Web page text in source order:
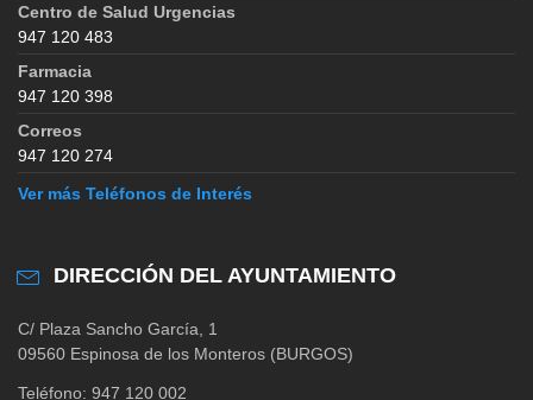
Centro de Salud Urgencias
947 120 483
Farmacia
947 120 398
Correos
947 120 274
Ver más Teléfonos de Interés
DIRECCIÓN DEL AYUNTAMIENTO
C/ Plaza Sancho García, 1
09560 Espinosa de los Monteros (BURGOS)
Teléfono: 947 120 002